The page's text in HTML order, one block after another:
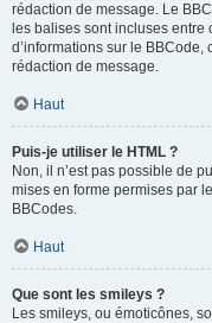
rédaction de message. Le
les balises sont incluses entre
d’informations sur le
rédaction de message.
Haut
Puis-je utiliser le HTML ?
Non, il n’est pas possible de
mises en forme permises par
BBCodes.
Haut
Que sont les smileys ?
Les smileys, ou émoticônes,